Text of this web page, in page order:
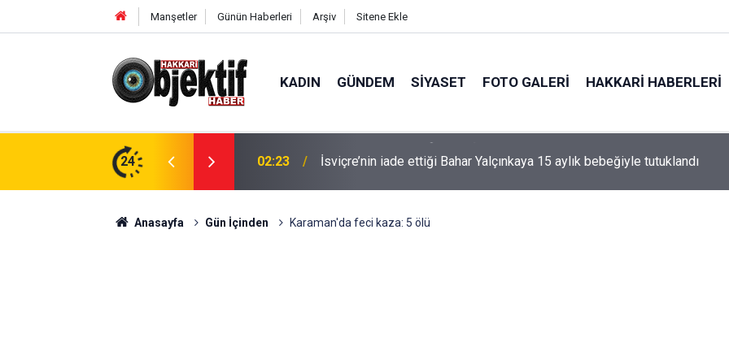
Manşetler Günün Haberleri Arşiv Sitene Ekle
KADIN GÜNDEM SIYASET FOTO GALERI HAKKARI HABERLERI
24
TBMM Gündeminde 02:23 İsviçre’nin iade ettiği Bahar Yalçınkaya 15 aylık bebeğiyle tutuklandı
Anasayfa Gün İçinden Karaman'da feci kaza: 5 ölü